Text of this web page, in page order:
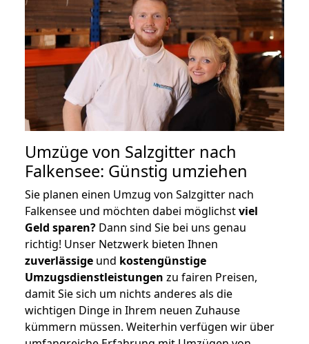
Umzüge von Salzgitter nach
Falkensee: Günstig umziehen
Sie planen einen Umzug von Salzgitter nach
Falkensee und möchten dabei möglichstviel
Geld sparen? Dann sind Sie bei uns genau
richtig! Unser Netzwerk bieten Ihnen
zuverlässige und kostengünstige
Umzugsdienstleistungen zu fairen Preisen,
damit Sie sich um nichts anderes als die
wichtigen Dinge in Ihrem neuen Zuhause
kümmern müssen. Weiterhin verfügen wir über